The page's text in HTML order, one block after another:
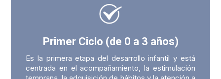
Primer Ciclo (de 0 a 3 años)
Es la primera etapa del desarrollo infantil y está
centrada en el acompañamiento, la estimulación